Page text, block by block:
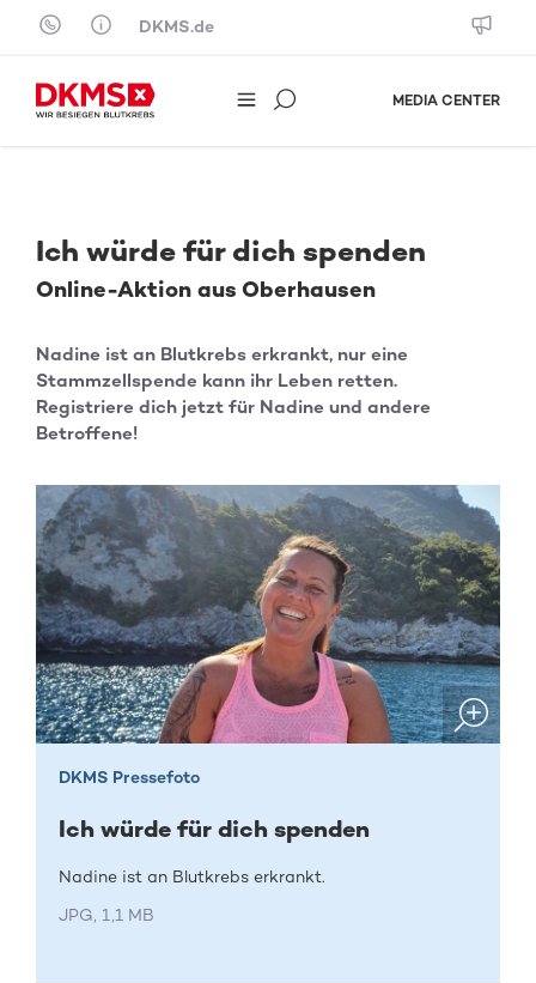
Skip to content
DKMS.de
MEDIA CENTER
Ich würde für dich spenden
Online-Aktion aus Oberhausen
Nadine ist an Blutkrebs erkrankt, nur eine
Stammzellspende kann ihr Leben retten.
Registriere dich jetzt für Nadine und andere
Betroffene!
DKMS Pressefoto
Ich würde für dich spenden
Nadine ist an Blutkrebs erkrankt.
JPG, 1,1 MB